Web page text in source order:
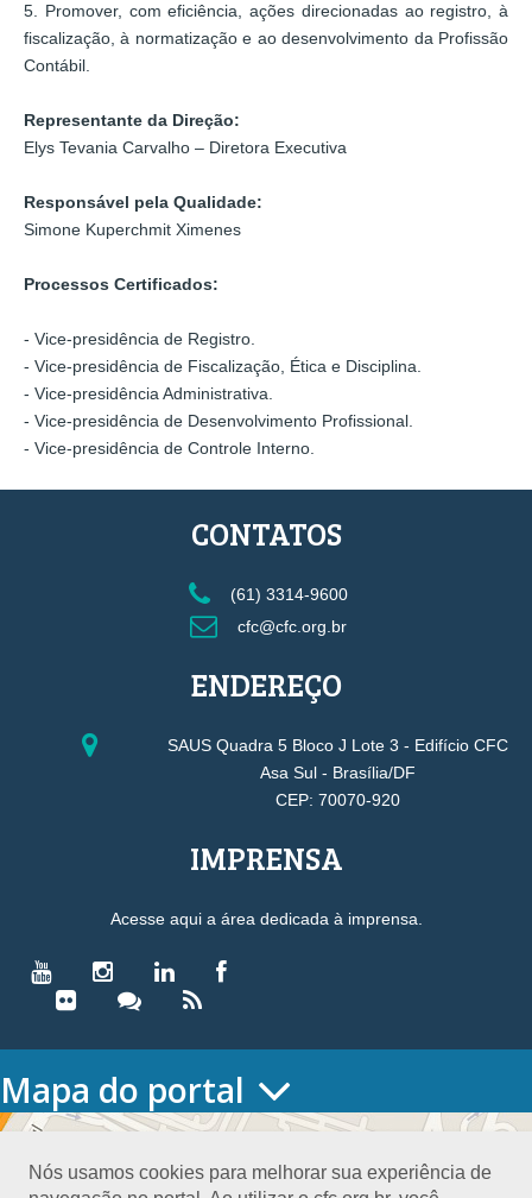
5. Promover, com eficiência, ações direcionadas ao registro, à
fiscalização, à normatização e ao desenvolvimento da Profissão
Contábil.
Representante da Direção:
Elys Tevania Carvalho – Diretora Executiva
Responsável pela Qualidade:
Simone Kuperchmit Ximenes
Processos Certificados:
- Vice-presidência de Registro.
- Vice-presidência de Fiscalização, Ética e Disciplina.
- Vice-presidência Administrativa.
- Vice-presidência de Desenvolvimento Profissional.
- Vice-presidência de Controle Interno.
Nós usamos cookies para melhorar sua experiência de
CONTATOS
(61) 3314-9600
cfc@cfc.org.br
ENDEREÇO
SAUS Quadra 5 Bloco J Lote 3 - Edifício CFC
Asa Sul - Brasília/DF
CEP: 70070-920
IMPRENSA
Acesse aqui a área dedicada à imprensa.
Mapa do portal
HOME
Conselho Diretor